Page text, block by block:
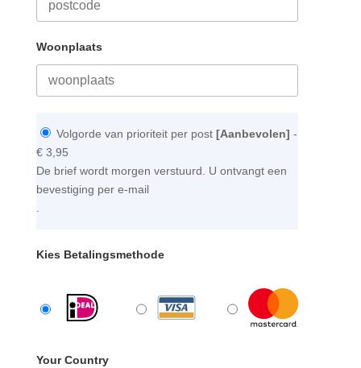
Woonplaats
Volgorde van prioriteit per post [Aanbevolen] -
€ 3,95
De brief wordt morgen verstuurd. U ontvangt een
bevestiging per e-mail
.
Kies Betalingsmethode
Your Country